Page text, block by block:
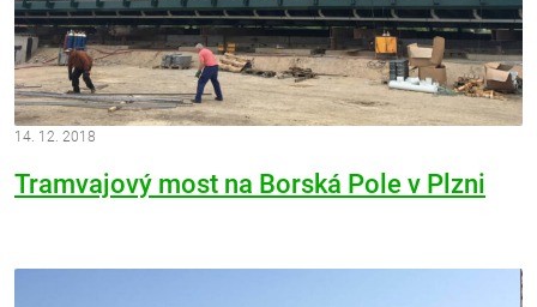
14. 12. 2018
Tramvajový most na Borská Pole v Plzni